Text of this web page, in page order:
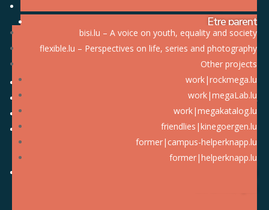
bisi.lu – A voice on youth, equality and society
flexible.lu – Perspectives on life, series and photography
Other projects
work|rockmega.lu
work|megaLab.lu
work|megakatalog.lu
friendlies|kinegoergen.lu
former|campus-helperknapp.lu
former|helperknapp.lu
Etre parent
Marketing
Société
Photographie
Contact